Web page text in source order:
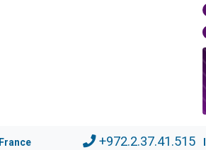
France +972.2.37.41.515